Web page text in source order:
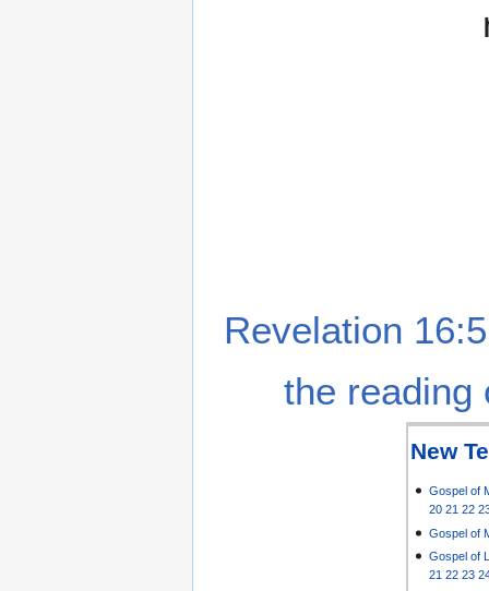
Revelation
the reading
New
Gospel of
20 21 22
Gospel of
Gospel of
21 22 23